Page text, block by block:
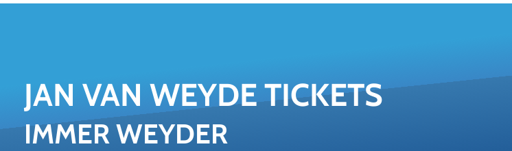
JAN VAN WEYDE TI­CKETS
IMMER WEYDER